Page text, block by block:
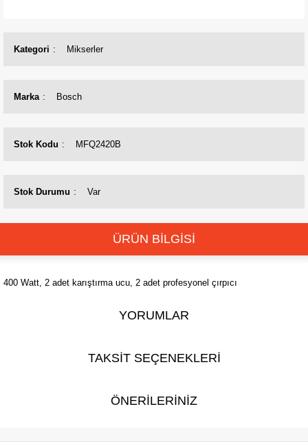
Kategori Mikserler
Marka Bosch
Stok Kodu MFQ2420B
Stok Durumu Var
ÜRÜN BİLGİSİ
400 Watt, 2 adet karıştırma ucu, 2 adet profesyonel çırpıcı
YORUMLAR
TAKSİT SEÇENEKLERİ
ÖNERİLERİNİZ